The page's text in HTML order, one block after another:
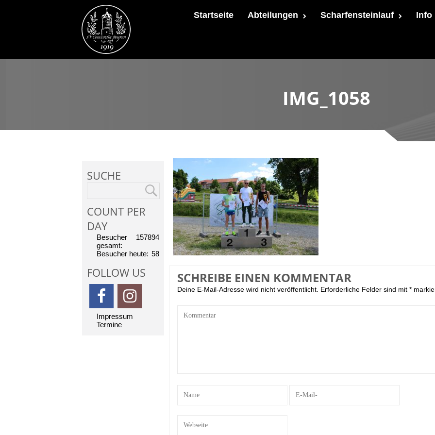
Startseite Abteilungen Scharfensteinlauf Info
IMG_1058
SUCHE
COUNT PER
DAY
157894
Besucher
gesamt:
58
Besucher heute:
FOLLOW US
Impressum
Termine
SCHREIBE EINEN KOMMENTAR
Deine E-Mail-Adresse wird nicht veröffentlicht. Erforderliche Felder sind mit *